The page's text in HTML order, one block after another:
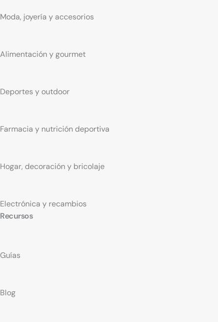
Moda, joyería y accesorios
Alimentación y gourmet
Deportes y outdoor
Farmacia y nutrición deportiva
Hogar, decoración y bricolaje
Electrónica y recambios
Recursos
Guías
Blog